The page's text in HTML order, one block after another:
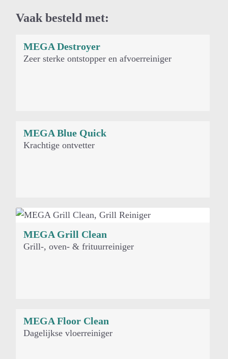
Vaak besteld met:
Andere suggesties…
MEGA Destroyer
Zeer sterke ontstopper en afvoerreiniger
MEGA Blue Quick
Krachtige ontvetter
MEGA Grill Clean
Grill-, oven- & frituurreiniger
MEGA Floor Clean
Dagelijkse vloerreiniger